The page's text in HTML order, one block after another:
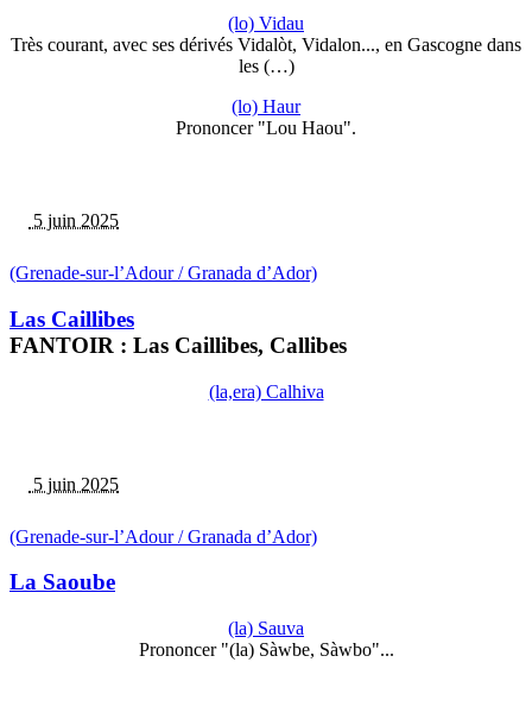
(lo) Vidau
Très courant, avec ses dérivés Vidalòt, Vidalon..., en Gascogne dans
les (…)
(lo) Haur
Prononcer "Lou Haou".
5 juin 2025
(Grenade-sur-l’Adour / Granada d’Ador)
Las Caillibes
FANTOIR : Las Caillibes, Callibes
(la,era) Calhiva
5 juin 2025
(Grenade-sur-l’Adour / Granada d’Ador)
La Saoube
(la) Sauva
Prononcer "(la) Sàwbe, Sàwbo"...